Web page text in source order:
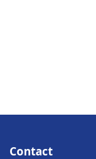
Contact